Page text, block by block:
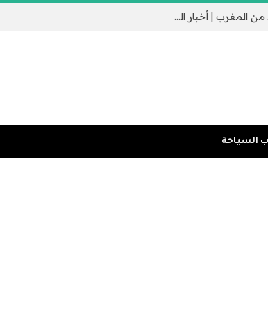
جيب سبتة الإسباني يثير القلق مع عبور الآلاف الحدود من المغرب | أخبار الهجرة
السياحة